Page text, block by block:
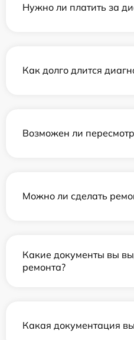
Нужно ли платить за
Как долго длится
Возможен ли
Можно ли сделать
Какие документы вы
ремонта?
Какая документация